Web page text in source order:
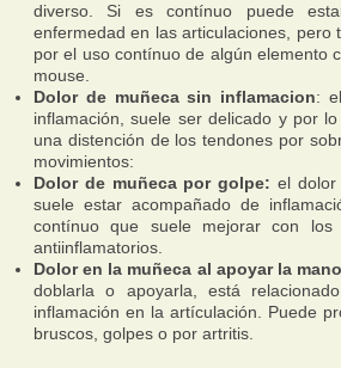
diverso. Si es contínuo puede
enfermedad en las articulaciones, pero
por el uso contínuo de algún elemento
mouse.
Dolor de muñeca sin inflamacion:
inflamación, suele ser delicado y por
una distención de los tendones por
movimientos:
Dolor de muñeca por golpe: el
suele estar acompañado de
contínuo que suele mejorar con
antiinflamatorios.
Dolor en la muñeca al apoyar la
doblarla o apoyarla, está
inflamación en la artículación. Puede
bruscos, golpes o por artritis.